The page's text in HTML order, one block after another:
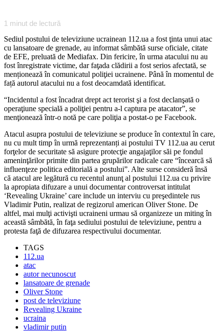
1 minut de lectură
Sediul postului de televiziune ucrainean 112.ua a fost ţinta unui atac
cu lansatoare de grenade, au informat sâmbătă surse oficiale, citate
de EFE, preluată de Mediafax. Din fericire, în urma atacului nu au
fost înregistrate victime, dar faţada clădirii a fost serios afectată, se
menționează în comunicatul poliţiei ucrainene. Până în momentul de
față autorul atacului nu a fost deocamdată identificat.
“Incidentul a fost încadrat drept act terorist şi a fost declanşată o
operaţiune specială a poliţiei pentru a-l captura pe atacator”, se
menţionează într-o notă pe care poliţia a postat-o pe Facebook.
Atacul asupra postului de televiziune se produce în contextul în care,
nu cu mult timp în urmă reprezentanți ai postului TV 112.ua au cerut
forţelor de securitate să asigure protecţie angajaţilor săi pe fondul
ameninţărilor primite din partea grupărilor radicale care “încearcă să
influenţeze politica editorială a postului”. Alte surse consideră însă
că atacul are legătură cu recentul anunţ al postului 112.ua cu privire
la apropiata difuzare a unui documentar controversat intitulat
‘Revealing Ukraine’ care include un interviu cu preşedintele rus
Vladimir Putin, realizat de regizorul american Oliver Stone. De
altfel, mai mulţi activişti ucraineni urmau să organizeze un miting în
această sâmbătă, în faţa sediului postului de televiziune, pentru a
protesta faţă de difuzarea respectivului documentar.
TAGS
112.ua
atac
autor necunoscut
lansatoare de grenade
Oliver Stone
post de televiziune
Revealing Ukraine
ucraina
vladimir putin